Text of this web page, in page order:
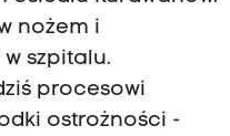
nożem i
szpitalu.
procesowi
ostrożności -